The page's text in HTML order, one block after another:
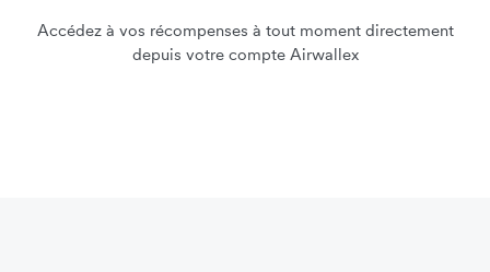
Accédez à vos récompenses à tout moment directement
depuis votre compte Airwallex